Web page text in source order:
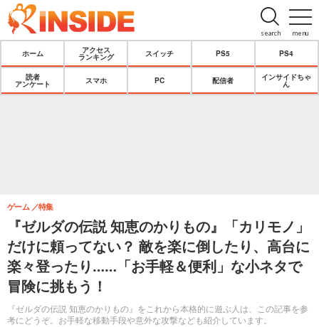
menu
search
ホーム
アクセス
ランキング
スイッチ PS5 PS4
読者
アンケート
スマホ PC 配信者
インサイドちゃ
ん
『ゼルダの伝説 知恵のかりもの』「カリモノ」
だけに頼ってない？ 敵を楽に倒したり、高台に
楽々登ったり……「お手軽＆便利」な小ネタで
冒険に挑もう！
『ゼルダの伝説 知恵のかりもの』をこれから本格的に遊ぶ人は、この記事を参
考にどうぞ。お手軽な移動手段や意外な攻撃なども紹介しています。
ゲーム 特集